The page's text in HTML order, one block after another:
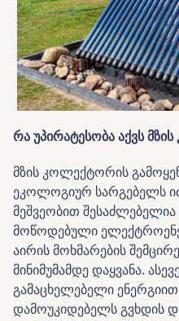
რა უპირატესობა აქვსმზის
მზის კოლექტორის
ეკოლოგიურ სარგებელს
მეშვეობით
მოწოდებული
აირის მოხმარების
მინიმუმამდე დაყვანა.
გამაცხელებელი
დამოუკიდებელს გვხდის